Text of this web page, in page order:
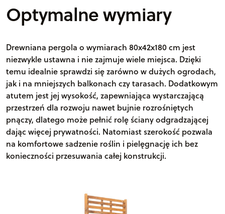
Optymalne wymiary
Drewniana pergola o wymiarach 80x42x180 cm jest
niezwykle ustawna i nie zajmuje wiele miejsca. Dzięki
temu idealnie sprawdzi się zarówno w dużych ogrodach,
jak i na mniejszych balkonach czy tarasach. Dodatkowym
atutem jest jej wysokość, zapewniająca wystarczającą
przestrzeń dla rozwoju nawet bujnie rozrośniętych
pnączy, dlatego może pełnić rolę ściany odgradzającej
dając więcej prywatności. Natomiast szerokość pozwala
na komfortowe sadzenie roślin i pielęgnację ich bez
konieczności przesuwania całej konstrukcji.